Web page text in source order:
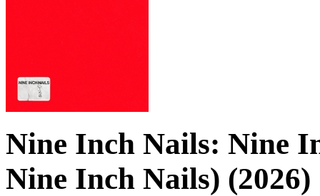
Nine Inch Nails: Nine
Nine Inch Nails) (2026)